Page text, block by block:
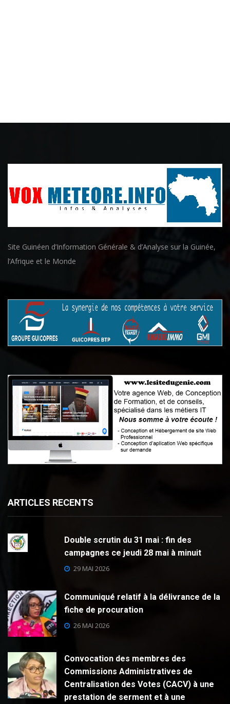
Site Guinéen d’Information Générale & d’Analyse sur la Guinée,
l’Afrique et le Monde
ARTICLES RECENTS
Double scrutin du 31 mai : fin des
campagnes ce jeudi 28 mai à minuit
29 MAI 2026
Communiqué relatif à la délivrance de la
fiche de procuration
26 MAI 2026
Convocation des membres des
Commissions Administratives de
Centralisation des Votes (CACV) à une
prestation de serment et à une